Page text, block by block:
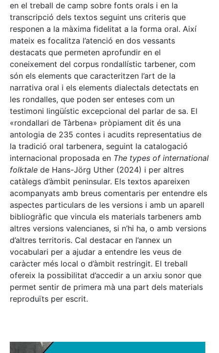
en el treball de camp sobre fonts orals i en la
transcripció dels textos seguint uns criteris que
responen a la màxima fidelitat a la forma oral. Així
mateix es focalitza l’atenció en dos vessants
destacats que permeten aprofundir en el
coneixement del corpus rondallístic tarbener, com
són els elements que caracteritzen l’art de la
narrativa oral i els elements dialectals detectats en
les rondalles, que poden ser enteses com un
testimoni lingüístic excepcional del parlar de sa. El
«rondallari de Tàrbena» pròpiament dit és una
antologia de 235 contes i acudits representatius de
la tradició oral tarbenera, seguint la catalogació
internacional proposada en The types of international
folktale de Hans-Jörg Uther (2024) i per altres
catàlegs d’àmbit peninsular. Els textos apareixen
acompanyats amb breus comentaris per entendre els
aspectes particulars de les versions i amb un aparell
bibliogràfic que vincula els materials tarbeners amb
altres versions valencianes, si n’hi ha, o amb versions
d’altres territoris. Cal destacar en l’annex un
vocabulari per a ajudar a entendre les veus de
caràcter més local o d’àmbit restringit. El treball
ofereix la possibilitat d’accedir a un arxiu sonor que
permet sentir de primera mà una part dels materials
reproduïts per escrit.